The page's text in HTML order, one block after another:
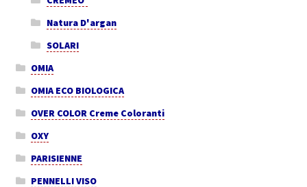
Natura D'argan
SOLARI
OMIA
OMIA ECO BIOLOGICA
OVER COLOR Creme Coloranti
OXY
PARISIENNE
PENNELLI VISO